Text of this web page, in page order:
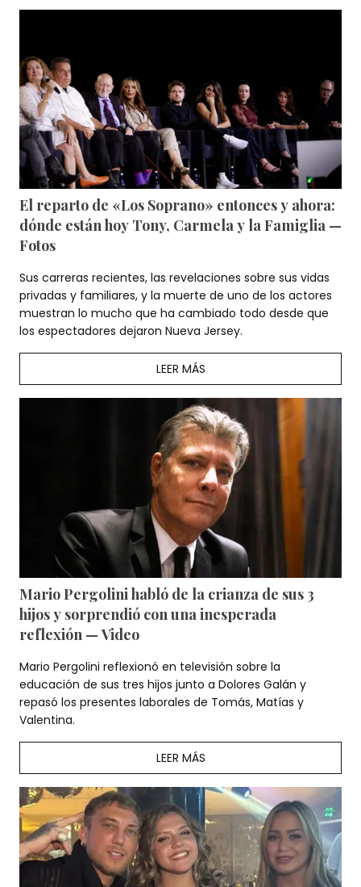
El reparto de «Los Soprano» entonces y ahora:
dónde están hoy Tony, Carmela y la Famiglia —
Fotos
Sus carreras recientes, las revelaciones sobre sus vidas
privadas y familiares, y la muerte de uno de los actores
muestran lo mucho que ha cambiado todo desde que
los espectadores dejaron Nueva Jersey.
LEER MÁS
Mario Pergolini habló de la crianza de sus 3
hijos y sorprendió con una inesperada
reflexión — Video
Mario Pergolini reflexionó en televisión sobre la
educación de sus tres hijos junto a Dolores Galán y
repasó los presentes laborales de Tomás, Matías y
Valentina.
LEER MÁS